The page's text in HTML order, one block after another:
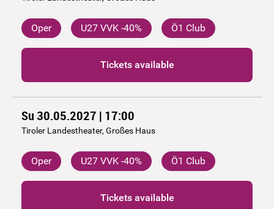
Oper U27 VVK -40% Ö1 Club
Tickets available
Su 30.05.2027 | 17:00
Tiroler Landestheater, Großes Haus
Oper U27 VVK -40% Ö1 Club
Tickets available